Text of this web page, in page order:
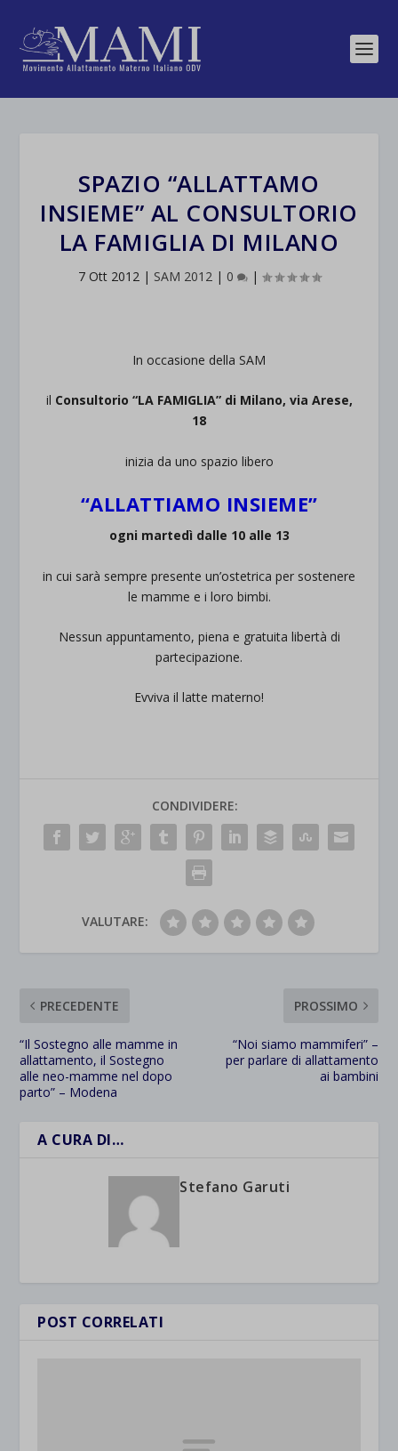
SPAZIO “ALLATTAMO
INSIEME” AL CONSULTORIO
LA FAMIGLIA DI MILANO
7 Ott 2012| SAM 2012| 0 |
In occasione della SAM
il Consultorio “LA FAMIGLIA” di Milano, via Arese,
18
inizia da uno spazio libero
“ALLATTIAMO INSIEME”
ogni martedì dalle 10 alle 13
in cui sarà sempre presente un’ostetrica per sostenere
le mamme e i loro bimbi.
Nessun appuntamento, piena e gratuita libertà di
partecipazione.
Evviva il latte materno!
CONDIVIDERE:
VALUTARE:
PRECEDENTE
“Il Sostegno alle mamme in
allattamento, il Sostegno
alle neo-mamme nel dopo
parto” – Modena
PROSSIMO
“Noi siamo mammiferi” –
per parlare di allattamento
ai bambini
A CURA DI…
Stefano Garuti
POST CORRELATI